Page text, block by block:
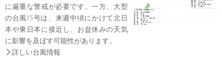
に厳重な警戒が必要です。一方、大型
の台風15号は、来週中頃にかけて北日
本や東日本に接近し、お盆休みの天気
に影響を及ぼす可能性があります。
 詳しい台風情報